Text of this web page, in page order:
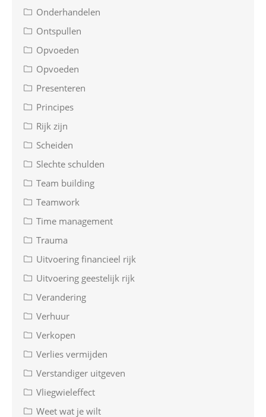
Onderhandelen
Ontspullen
Opvoeden
Opvoeden
Presenteren
Principes
Rijk zijn
Scheiden
Slechte schulden
Team building
Teamwork
Time management
Trauma
Uitvoering financieel rijk
Uitvoering geestelijk rijk
Verandering
Verhuur
Verkopen
Verlies vermijden
Verstandiger uitgeven
Vliegwieleffect
Weet wat je wilt